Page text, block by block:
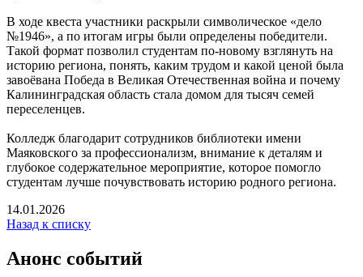
В ходе квеста участники раскрыли символическое «дело
№1946», а по итогам игры были определены победители.
Такой формат позволил студентам по-новому взглянуть на
историю региона, понять, каким трудом и какой ценой была
завоёвана Победа в Великая Отечественная война и почему
Калининградская область стала домом для тысяч семей
переселенцев.
Колледж благодарит сотрудников библиотеки имени
Маяковского за профессионализм, внимание к деталям и
глубокое содержательное мероприятие, которое помогло
студентам лучше почувствовать историю родного региона.
14.01.2026
Назад к списку
Анонс событий